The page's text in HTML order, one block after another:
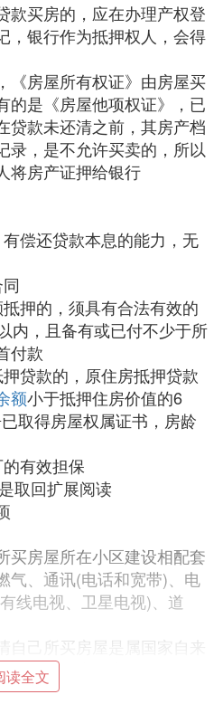
款买房的，应在办理产权登
，银行作为抵押权人，会得
《房屋所有权证》由房屋买
的是《房屋他项权证》，已
贷款未还清之前，其房产档
录，是不允许买卖的，所以
将房产证押给银行
偿还贷款本息的能力，无
押的，须具有合法有效的
内，且备有或已付不少于所
付款
贷款的，原住房抵押贷款
额小于抵押住房价值的6
取得房屋权属证书，房龄
有效担保
取回扩展阅读
买房屋所在小区建设相配套
气、通讯(电话和宽带)、电
线电视、卫星电视)、道
己所买房屋是属国家自来
备井地下水供水。属于前
商在合同上写明，交房时小
读全文